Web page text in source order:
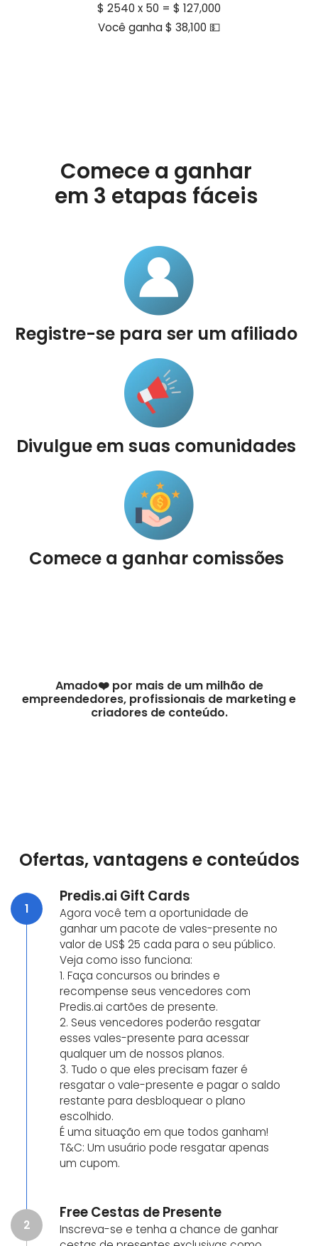
$ 2540 x 50 = $ 127,000
Você ganha $ 38,100 💵
Comece a ganhar
em 3 etapas fáceis
Registre-se para ser um afiliado
Divulgue em suas comunidades
Comece a ganhar comissões
Amado❤️ por mais de um milhão de
empreendedores, profissionais de marketing e
criadores de conteúdo.
Ofertas, vantagens e conteúdos
1
Predis.ai Gift Cards
Agora você tem a oportunidade de
ganhar um pacote de vales-presente no
valor de US$ 25 cada para o seu público.
Veja como isso funciona:
1. Faça concursos ou brindes e
recompense seus vencedores com
Predis.ai cartões de presente.
2. Seus vencedores poderão resgatar
esses vales-presente para acessar
qualquer um de nossos planos.
3. Tudo o que eles precisam fazer é
resgatar o vale-presente e pagar o saldo
restante para desbloquear o plano
escolhido.
É uma situação em que todos ganham!
T&C: Um usuário pode resgatar apenas
um cupom.
2
Free Cestas de Presente
Inscreva-se e tenha a chance de ganhar